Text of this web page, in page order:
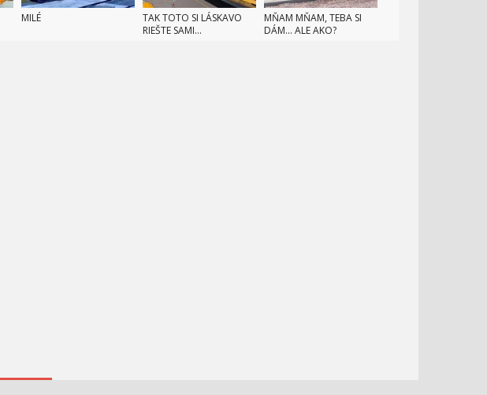
MILÉ
TAK TOTO SI LÁSKAVO
RIEŠTE SAMI...
MŇAM MŇAM, TEBA SI
DÁM... ALE AKO?